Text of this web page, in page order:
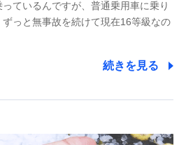
)
短期保険株式会社
ssi.com/)
ル等により、当社と取引のあるも
行のため、またそれらに付帯、関
ているんですが、普通乗用車に乗り
っと無事故を続けて現在16等級なの
続きを見る